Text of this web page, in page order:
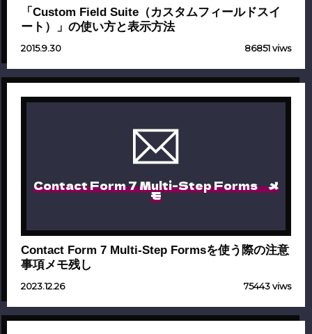
「Custom Field Suite（カスタムフィールドスイ
ート）」の使い方と表示方法
2015.9.30 86851 viws
Contact Form 7 Multi-Step Forms メ
モ
Contact Form 7 Multi-Step Formsを使う際の注意
事項メモ残し
2023.12.26 75443 viws